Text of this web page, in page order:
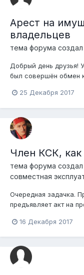
Арест на
владельцев
тема форума создал
Добрый день друзья!
был совершён обмен
КСК новый владелец
во...
25 Декабря 2017
Член КСК, как
тема форума создал
совместная
Очередная задачка.
предъявляет акт на
(обращения
мистера Х. Содержан...
16 Декабря 2017